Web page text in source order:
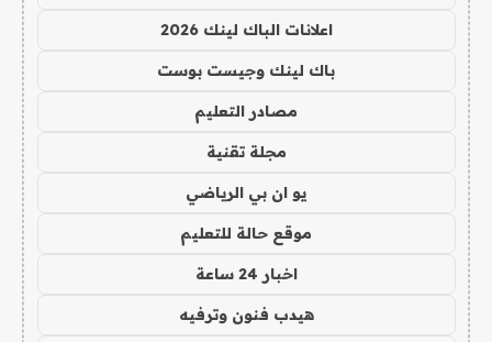
اعلانات الباك لينك 2026
باك لينك وجيست بوست
مصادر التعليم
مجلة تقنية
يو ان بي الرياضي
موقع حالة للتعليم
اخبار 24 ساعة
هيدب فنون وترفيه